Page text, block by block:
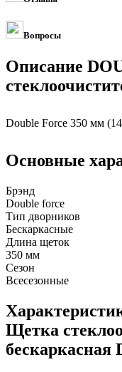
Вопросы
Описание
Double Force 350 мм
Основные
Брэнд
Double force
Тип дворников
Бескаркасные
Длина щеток
350 мм
Сезон
Всесезонные
Щетка
бескаркасная